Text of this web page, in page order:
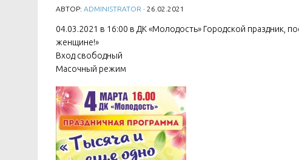
АВТОР: ADMINISTRATOR · 26.02.2021
04.03.2021 в 16:00 в ДК «Молодость» Городской праздник,
женщине!»
Вход свободный
Масочный режим